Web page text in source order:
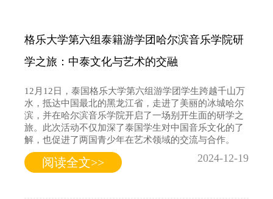
格乐大学第六组泰籍游学团哈尔滨音乐学院研
学之旅：中泰文化与艺术的交融
12月12日，泰国格乐大学第六组游学团学生跨越千山万
水，抵达中国最北的黑龙江省，走进了美丽的冰城哈尔
滨，并在哈尔滨音乐学院开启了一场别开生面的研学之
旅。此次活动不仅加深了泰国学生对中国音乐文化的了
解，也促进了两国青少年在艺术领域的交流与合作。
阅读全文>> 2024-12-19